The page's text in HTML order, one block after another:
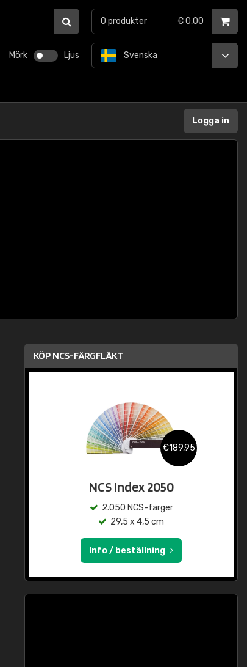
Mörk Ljus Svenska
0 produkter € 0,00
Logga in
KÖP NCS-FÄRGFLÄKT
€189,95
NCS Index 2050
2.050 NCS-färger
29,5 x 4,5 cm
Info / beställning